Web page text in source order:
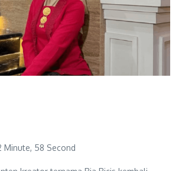
Minute, 58 Second